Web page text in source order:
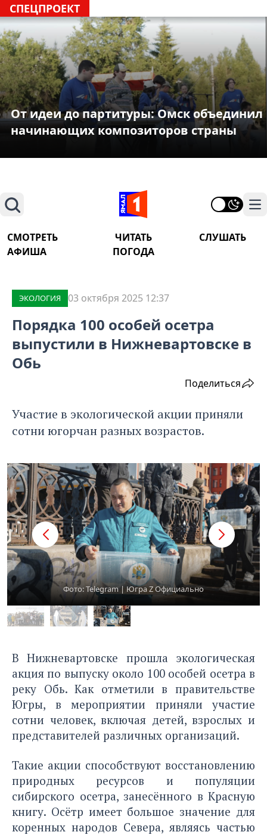
СПЕЦПРОЕКТ
От идеи до партитуры: Омск объединил
начинающих композиторов страны
Поиск
СМОТРЕТЬ ЧИТАТЬ
СЛУШАТЬ
АФИША
ПОГОДА
ЭКОЛОГИЯ 03 октября 2025 12:37
Порядка 100 особей осетра
выпустили в Нижневартовске в
Обь
Поделиться
Участие в экологической акции приняли
сотни югорчан разных возрастов.
Фото: Telegram | Югра Z Официально
В Нижневартовске прошла экологическая
акция по выпуску около 100 особей осетра в
реку Обь. Как отметили в правительстве
Югры, в мероприятии приняли участие
сотни человек, включая детей, взрослых и
представителей различных организаций.
Такие акции способствуют восстановлению
природных ресурсов и популяции
сибирского осетра, занесённого в Красную
книгу. Осётр имеет большое значение для
коренных народов Севера, являясь частью